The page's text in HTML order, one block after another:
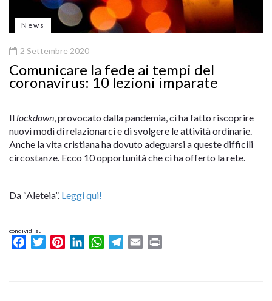
News
2 Settembre 2020
Comunicare la fede ai tempi del
coronavirus: 10 lezioni imparate
Il lockdown, provocato dalla pandemia, ci ha fatto riscoprire
nuovi modi di relazionarci e di svolgere le attività ordinarie.
Anche la vita cristiana ha dovuto adeguarsi a queste difficili
circostanze. Ecco 10 opportunità che ci ha offerto la rete.
Da “Aleteia”. Leggi qui!
condividi su
FacebookTwitterPinterestLinkedInWhatsAppTelegram
Email